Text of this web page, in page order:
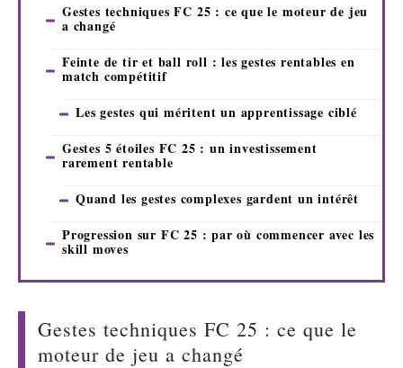
Gestes techniques FC 25 : ce que le moteur de jeu
a changé
Feinte de tir et ball roll : les gestes rentables en
match compétitif
Les gestes qui méritent un apprentissage ciblé
Gestes 5 étoiles FC 25 : un investissement
rarement rentable
Quand les gestes complexes gardent un intérêt
Progression sur FC 25 : par où commencer avec les
skill moves
Gestes techniques FC 25 : ce que le
moteur de jeu a changé